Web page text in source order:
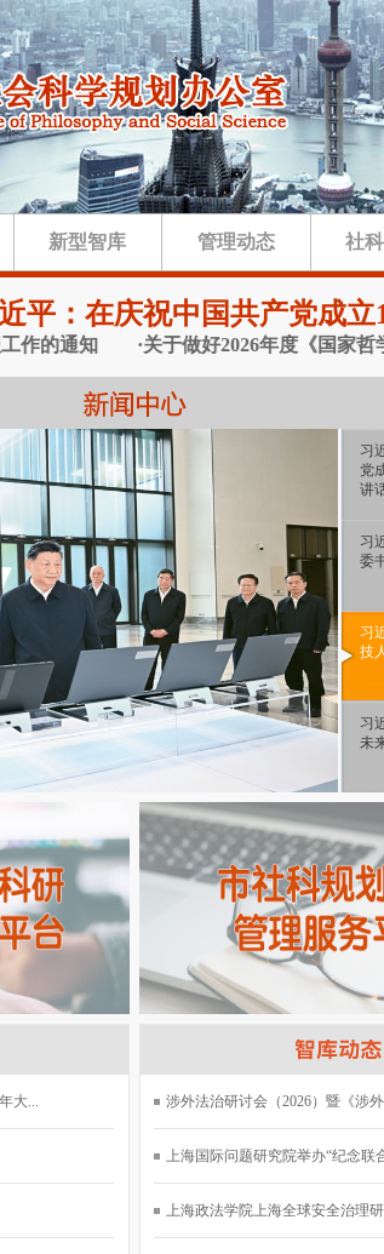
新型智库 管理动态 社
平：在庆祝中国共产党成
知 ·关于做好2026年度《国家哲学社
习
党
讲
习
委
习
技
习
未
大... 涉外法治研讨会（2026）暨《涉
上海国际问题研究院举办“纪念联
上海政法学院上海全球安全治理